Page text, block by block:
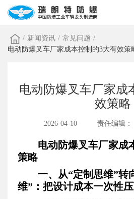
/ 新闻资讯 / 常见问题 /
电动防爆叉车厂家成本控制的3大有效策
电动防爆叉车厂家成
效策略
2026-04-10 责任编辑：
电动防爆叉车厂家成
策略
一、从“定制思维”转
维”：把设计成本一次性